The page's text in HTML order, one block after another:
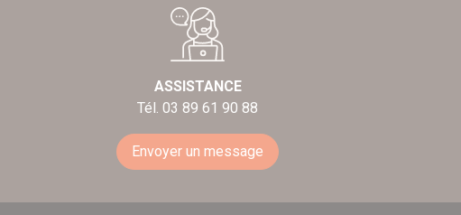
ASSISTANCE
Tél. 03 89 61 90 88
Envoyer un message